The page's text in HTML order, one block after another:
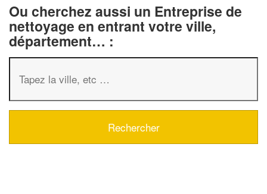
Ou cherchez aussi un Entreprise de
nettoyage en entrant votre ville,
département… :